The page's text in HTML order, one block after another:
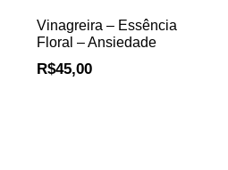
Vinagreira – Essência
Floral – Ansiedade
R$45,00